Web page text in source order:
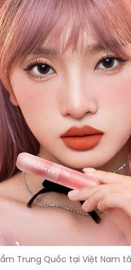
Trung Quốc tại Việt Nam